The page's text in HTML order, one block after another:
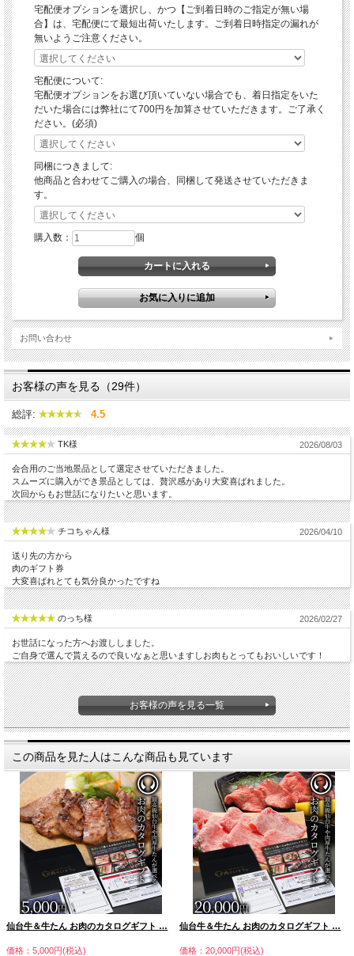
宅配便オプションを選択し、かつ【ご到着日時のご指定が無い場
合】は、宅配便にて最短出荷いたします。ご到着日時指定の漏れが
無いようご注意ください。
宅配便について:
宅配便オプションをお選び頂いていない場合でも、着日指定をいた
だいた場合には弊社にて700円を加算させていただきます。ご了承く
ださい。(必須)
同梱につきまして:
他商品と合わせてご購入の場合、同梱して発送させていただきま
す。
購入数： 個
お問い合わせ
お客様の声を見る（29件）
総評: 4.5
TK様 2026/08/03
会合用のご当地景品として選定させていただきました。
スムーズに購入ができ景品としては、贅沢感があり大変喜ばれました。
次回からもお世話になりたいと思います。
チコちゃん様 2026/04/10
送り先の方から
肉のギフト券
大変喜ばれとても気分良かったですね
のっち様 2026/02/27
お世話になった方へお渡ししました。
ご自身で選んで貰えるので良いなぁと思いますしお肉もとってもおいしいです！
お客様の声を見る一覧
この商品を見た人はこんな商品も見ています
仙台牛＆牛たん お肉のカタログギフト …
価格：5,000円(税込)
仙台牛＆牛たん お肉のカタログギフト …
価格：20,000円(税込)